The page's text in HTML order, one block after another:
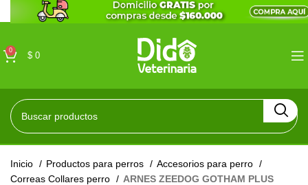
0
$ 0
Inicio Productos para perros
Accesorios para perro
Correas Collares perro
ARNES ZEEDOG GOTHAM PLUS